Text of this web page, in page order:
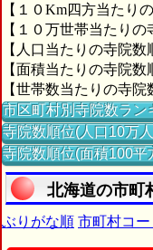
【１０Km四方当たり
【１０万世帯当たり
【人口当たりの寺院数
【面積当たりの寺院数
【世帯数当たりの寺院
市区町村別寺院数ラン
寺院数順位(人口10万
寺院数順位(面積100平
北海道の市町
ぶりがな順 市町村コ